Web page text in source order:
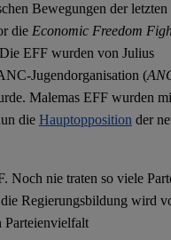
Bewegungen der letzten
die Economic Freedom
EFF wurden von Julius
Jugendorganisation (
Malemas EFF wurden
die Hauptoppositionder
Noch nie traten so viele
Regierungsbildung wird
Parteienvielfalt